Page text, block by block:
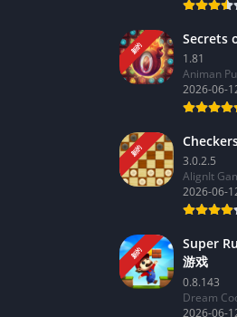
新的
Secrets
1.81
Animan
2026-06-
新的
3.0.2.5
AlignIt
2026-06-
新的
Super
游戏
0.8.143
Dream
2026-06-